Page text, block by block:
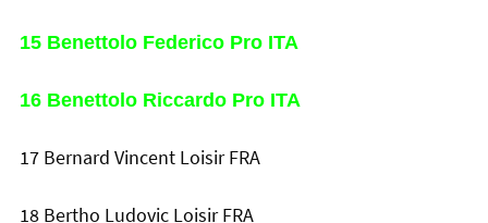
15 Benettolo Federico Pro ITA
16 Benettolo Riccardo Pro ITA
17 Bernard Vincent Loisir FRA
18 Bertho Ludovic Loisir FRA